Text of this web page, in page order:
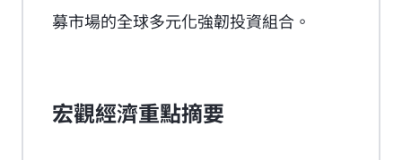
募市場的全球多元化強韌投資組合。
宏觀經濟重點摘要